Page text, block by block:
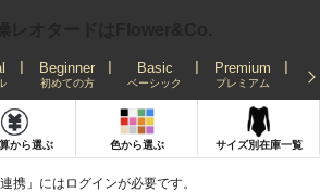
Beginner
初めての方
Basic
ベーシック
Premium
プレミアム
から選ぶ 色から選ぶ サイズ別在庫一覧
連携」にはログインが必要です。